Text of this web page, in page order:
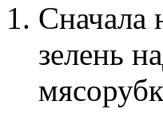
Сначала
зелень